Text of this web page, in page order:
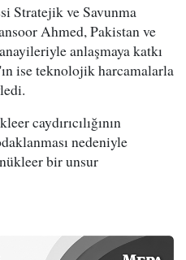
Stratejik ve Savunma
Ahmed, Pakistan ve
anlaşmaya katkı
ise teknolojik harcamalarla
caydırıcılığının
nedeniyle
bir unsur